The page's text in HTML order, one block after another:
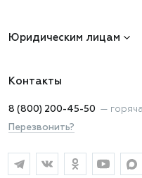
Юридическим лицам
Контакты
8 (800) 200-45-50 —
Перезвонить?